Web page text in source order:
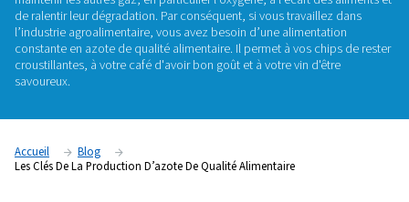
L’azote joue un rôle essentiel dans le maintien de la
aliments et l’augmentation de leur durée de conservation.
processus appelé conditionnement sous atmosphère
déplace l’air ambiant dans les contenants alimentaires.
de ralentir leur dégradation. Par conséquent, si vous
l’industrie agroalimentaire, vous avez besoin d’une
constante en azote de qualité alimentaire. Il permet à vos